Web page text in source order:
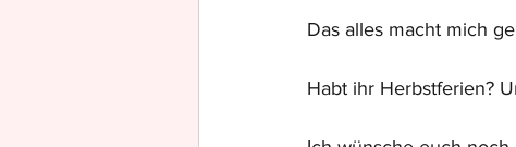
Das alles macht mich
Habt ihr Herbstferien?